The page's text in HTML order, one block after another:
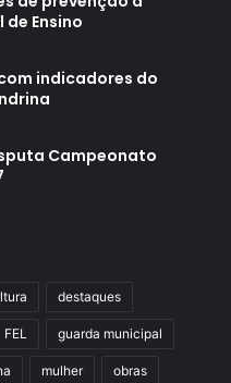
Ensino
indicadores do
Campeonato
destaques
FEL guarda municipal
mulher obras